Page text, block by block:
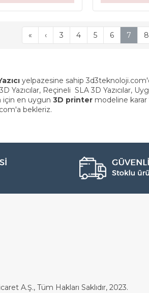
« ‹ 3 4 5 6 7 8
yelpazesine sahip
Yazıcılar, Reçineli SLA 3D Yazıcılar,
için en uygun 3D printer modeline
bekleriz.
A.Ş., Tüm Hakları Saklıdır, 2023.